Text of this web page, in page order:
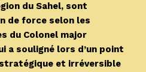
du Sahel, sont
de force selon les
du Colonel major
a souligné lors d’un point
et irréversible